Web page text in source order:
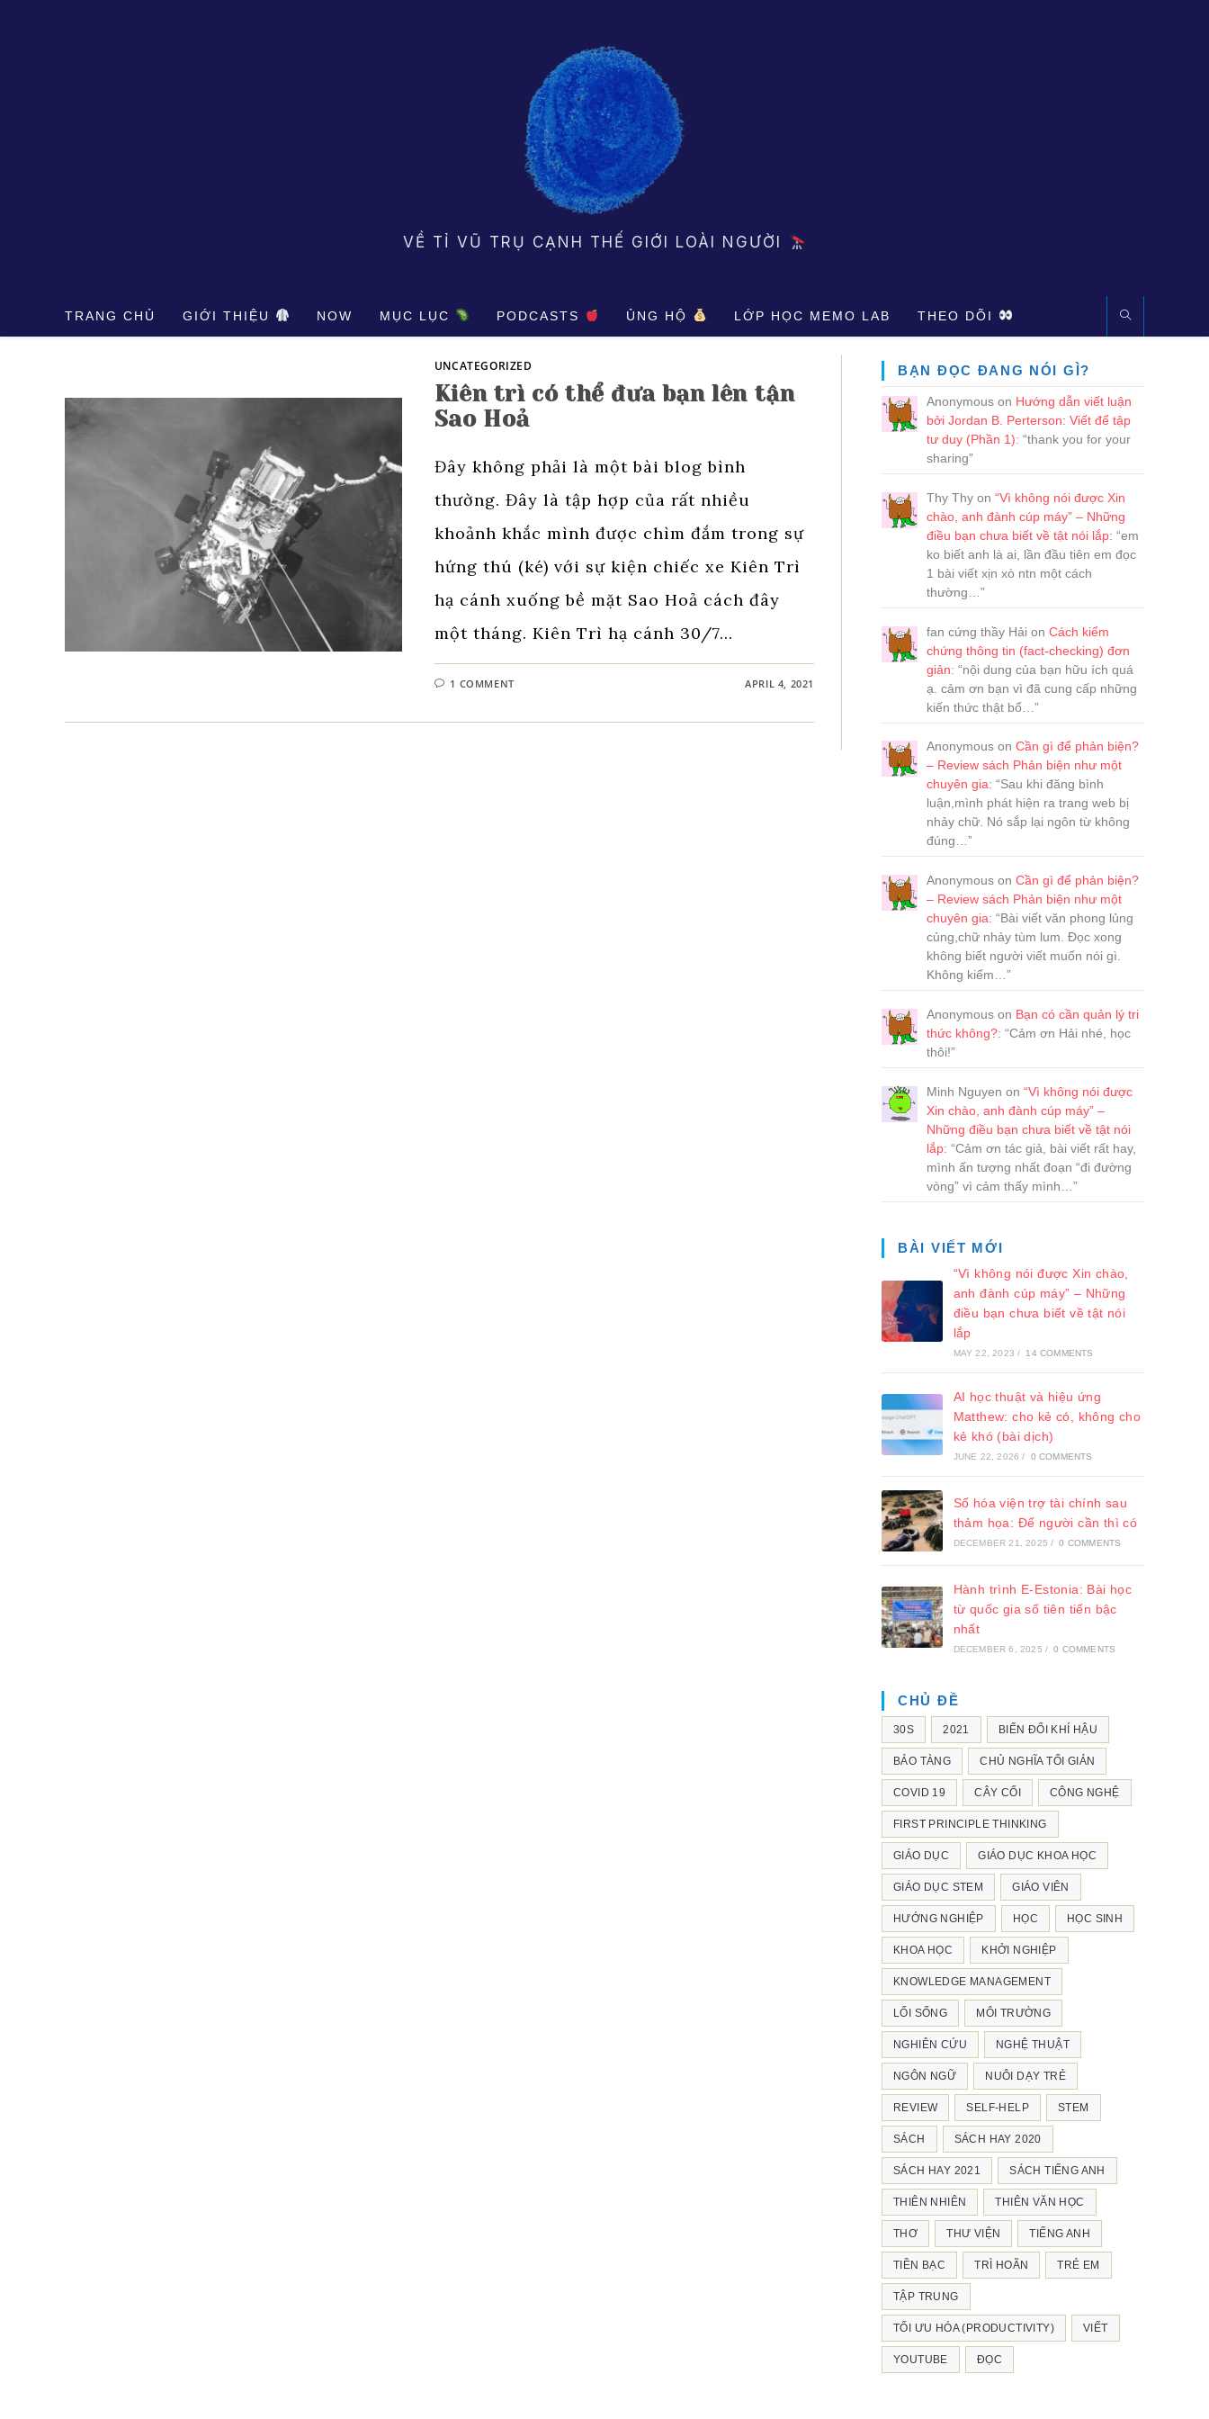
VỀ TỈ VŨ TRỤ CẠNH THẾ GIỚI LOÀI NGƯỜI
TRANG CHỦ GIỚI THIỆU NOW MỤC LỤC PODCASTS ỦNG HỘ LỚP HỌC MEMO LAB THEO DÕI
UNCATEGORIZED
Kiên trì có thể đưa bạn lên tận
Sao Hoả
Đây không phải là một bài blog bình
thường. Đây là tập hợp của rất nhiều
khoảnh khắc mình được chìm đắm trong sự
hứng thú (ké) với sự kiện chiếc xe Kiên Trì
hạ cánh xuống bề mặt Sao Hoả cách đây
một tháng. Kiên Trì hạ cánh 30/7…
1 COMMENT APRIL 4, 2021
BẠN ĐỌC ĐANG NÓI GÌ?
Anonymous on Hướng dẫn viết luận
bởi Jordan B. Perterson: Viết để tập
tư duy (Phần 1): “thank you for your
sharing”
Thy Thy on “Vì không nói được Xin
chào, anh đành cúp máy” – Những
điều bạn chưa biết về tật nói lắp: “em
ko biết anh là ai, lần đầu tiên em đọc
1 bài viết xịn xò ntn một cách
thường… ”
fan cứng thầy Hải on Cách kiểm
chứng thông tin (fact-checking) đơn
giản: “nội dung của bạn hữu ích quá
ạ. cảm ơn bạn vì đã cung cấp những
kiến thức thật bổ… ”
Anonymous on Cần gì để phản biện?
– Review sách Phản biện như một
chuyên gia: “Sau khi đăng bình
luận,mình phát hiện ra trang web bị
nhảy chữ. Nó sắp lại ngôn từ không
đúng…”
Anonymous on Cần gì để phản biện?
– Review sách Phản biện như một
chuyên gia: “Bài viết văn phong lủng
củng,chữ nhảy tùm lum. Đọc xong
không biết người viết muốn nói gì.
Không kiểm… ”
Anonymous on Bạn có cần quản lý tri
thức không?: “Cảm ơn Hải nhé, học
thôi!”
Minh Nguyen on “Vì không nói được
Xin chào, anh đành cúp máy” –
Những điều bạn chưa biết về tật nói
lắp: “Cảm ơn tác giả, bài viết rất hay,
mình ấn tượng nhất đoạn “đi đường
vòng” vì cảm thấy mình… ”
BÀI VIẾT MỚI
“Vì không nói được Xin chào,
anh đành cúp máy” – Những
điều bạn chưa biết về tật nói
lắp
MAY 22, 2023 / 14 COMMENTS
AI học thuật và hiệu ứng
Matthew: cho kẻ có, không cho
kẻ khó (bài dịch)
JUNE 22, 2026 / 0 COMMENTS
Số hóa viện trợ tài chính sau
thảm họa: Để người cần thì có
DECEMBER 21, 2025 / 0 COMMENTS
Hành trình E-Estonia: Bài học
từ quốc gia số tiên tiến bậc
nhất
DECEMBER 6, 2025 / 0 COMMENTS
CHỦ ĐỀ
30S 2021 BIẾN ĐỔI KHÍ HẬU
BẢO TÀNG CHỦ NGHĨA TỐI GIẢN
COVID 19 CÂY CỐI CÔNG NGHỆ
FIRST PRINCIPLE THINKING
GIÁO DỤC GIÁO DỤC KHOA HỌC
GIÁO DỤC STEM GIÁO VIÊN
HƯỚNG NGHIỆP HỌC HỌC SINH
KHOA HỌC KHỞI NGHIỆP
KNOWLEDGE MANAGEMENT
LỐI SỐNG MÔI TRƯỜNG
NGHIÊN CỨU NGHỆ THUẬT
NGÔN NGỮ NUÔI DẠY TRẺ
REVIEW SELF-HELP STEM
SÁCH SÁCH HAY 2020
SÁCH HAY 2021 SÁCH TIẾNG ANH
THIÊN NHIÊN THIÊN VĂN HỌC
THƠ THƯ VIỆN TIẾNG ANH
TIỀN BẠC TRÌ HOÃN TRẺ EM
TẬP TRUNG
TỐI ƯU HÓA (PRODUCTIVITY) VIẾT
YOUTUBE ĐỌC